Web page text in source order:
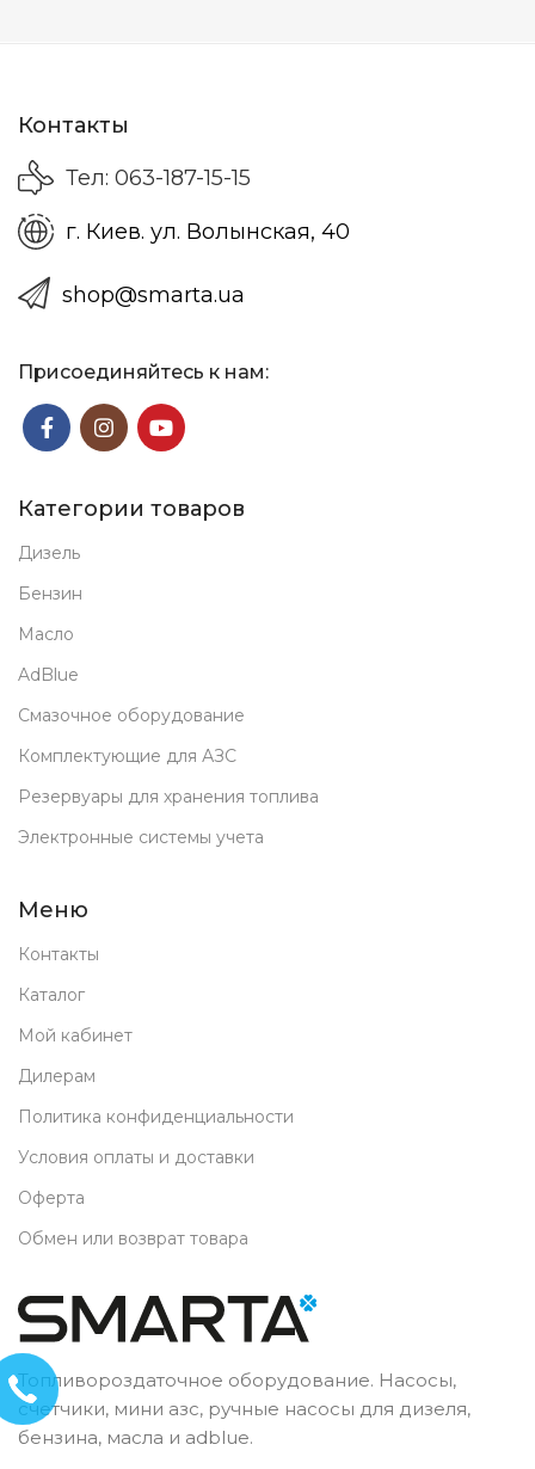
Контакты
Тел: 063-187-15-15
г. Киев. ул. Волынская, 40
shop@smarta.ua
Присоединяйтесь к нам:
Категории товаров
Дизель
Бензин
Масло
AdBlue
Смазочное оборудование
Комплектующие для АЗС
Резервуары для хранения топлива
Электронные системы учета
Меню
Контакты
Каталог
Мой кабинет
Дилерам
Политика конфиденциальности
Условия оплаты и доставки
Оферта
Обмен или возврат товара
Топливороздаточное оборудование. Насосы,
счетчики, мини азс, ручные насосы для дизеля,
бензина, масла и adblue.